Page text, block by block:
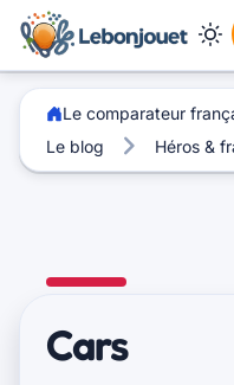
Le comparateur
Le blog
Héros &
Cars